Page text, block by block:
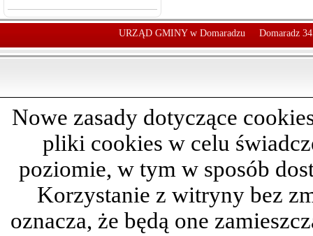
URZĄD GMINY w Domaradzu Domaradz
Nowe zasady dotyczące
pliki cookies w celu
poziomie, w tym w sposób
Korzystanie z witryny bez
oznacza, że będą one